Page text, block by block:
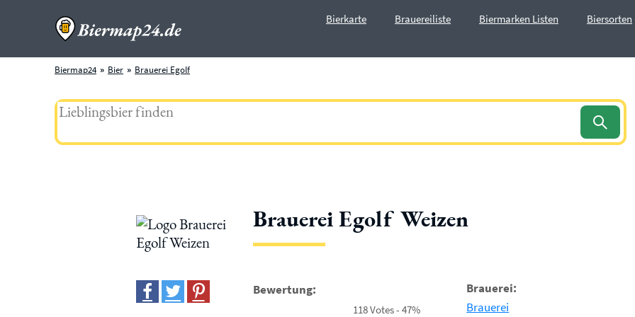
Bierkarte Brauereiliste Biermarken Listen Biersorten
Biermap24 Bier Brauerei Egolf
Brauerei Egolf Weizen
Bewertung:
118 Votes - 47%
Brauerei:
Brauerei